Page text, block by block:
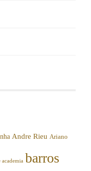
Andre Rieu Ariano
academia barros